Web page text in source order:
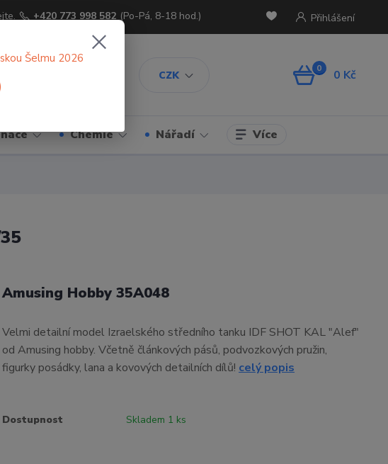
CZK
Přihlášení
+420 773 998 582 (Po-Pá, 8-18 hod.)
0 0 Kč
Chemie Nářadí Více
Amusing Hobby 35A048
Velmi detailní model Izraelského středního tanku IDF SHOT KAL "Alef"
od Amusing hobby. Včetně článkových pásů, podvozkových pružin,
figurky posádky, lana a kovových detailních dílů! celý popis
Dostupnost Skladem 1 ks
Šelmu 2026